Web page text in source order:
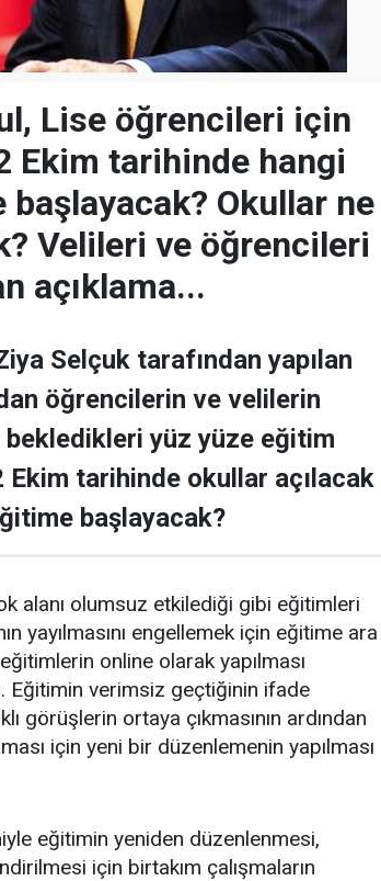
Lise öğrencileri için
Ekim tarihinde hangi
başlayacak? Okullar ne
Velileri ve öğrencileri
açıklama...
Selçuk tarafından yapılan
öğrencilerin ve velilerin
bekledikleri yüz yüze eğitim
Ekim tarihinde okullar açılacak
başlayacak?
alanı olumsuz etkilediği gibi eğitimleri
yayılmasını engellemek için eğitime ara
online olarak yapılması
Eğitimin verimsiz geçtiğinin ifade
görüşlerin ortaya çıkmasının ardından
için yeni bir düzenlemenin yapılması
eğitimin yeniden düzenlenmesi,
için birtakım çalışmaların